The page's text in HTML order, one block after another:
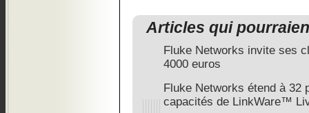
Articles qui
Fluke Networks invite ses
4000 euros
Fluke Networks étend à 32
capacités de LinkWare™